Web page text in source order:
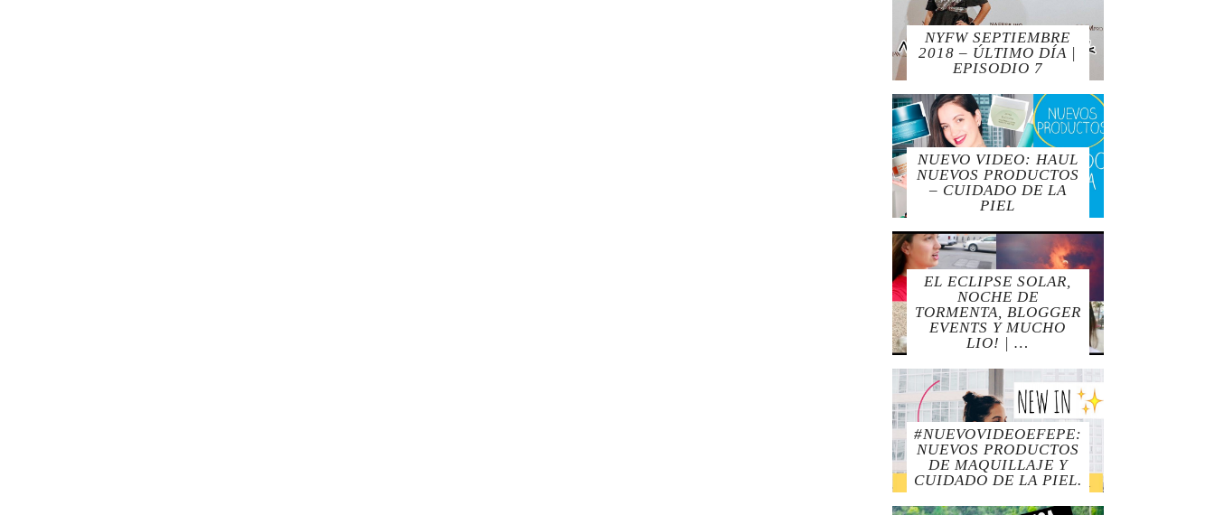
NYFW SEPTIEMBRE
2018 – ÚLTIMO DÍA |
EPISODIO 7
NUEVO VIDEO: HAUL
NUEVOS PRODUCTOS
– CUIDADO DE LA
PIEL
EL ECLIPSE SOLAR,
NOCHE DE
TORMENTA, BLOGGER
EVENTS Y MUCHO
LIO! | …
#NUEVOVIDEOEFEPE:
NUEVOS PRODUCTOS
DE MAQUILLAJE Y
CUIDADO DE LA PIEL.